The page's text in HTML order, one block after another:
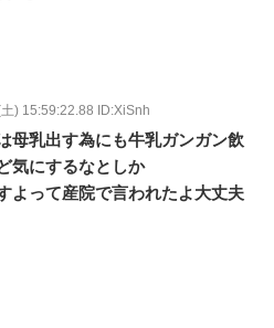
) 15:59:22.88 ID:XiSnh
母乳出す為にも牛乳ガンガン飲
気にするなとしか
よって産院で言われたよ大丈夫